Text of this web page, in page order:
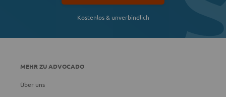
Kostenlos & unverbindlich
MEHR ZU ADVOCADO
Über uns